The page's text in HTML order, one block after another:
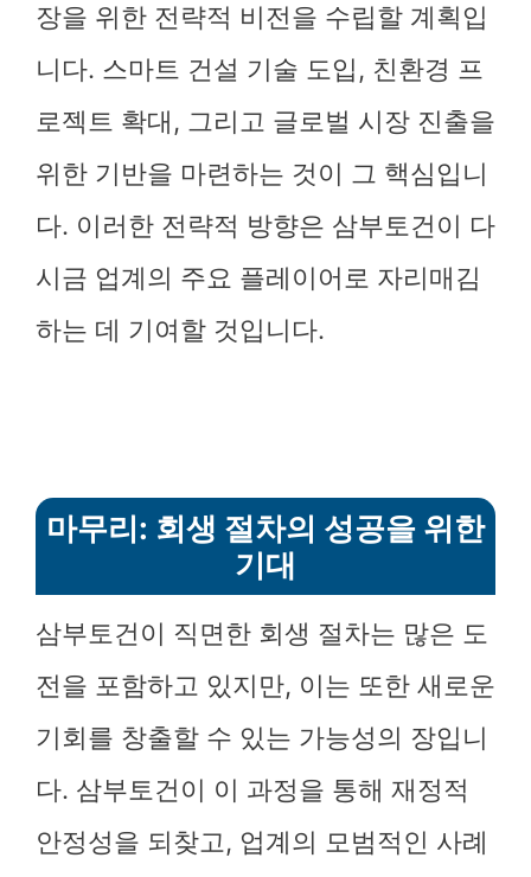
장을 위한 전략적 비전을 수립할 계획입
니다. 스마트 건설 기술 도입, 친환경 프
로젝트 확대, 그리고 글로벌 시장 진출을
위한 기반을 마련하는 것이 그 핵심입니
다. 이러한 전략적 방향은 삼부토건이 다
시금 업계의 주요 플레이어로 자리매김
하는 데 기여할 것입니다.
마무리: 회생 절차의 성공을 위한
기대
삼부토건이 직면한 회생 절차는 많은 도
전을 포함하고 있지만, 이는 또한 새로운
기회를 창출할 수 있는 가능성의 장입니
다. 삼부토건이 이 과정을 통해 재정적
안정성을 되찾고, 업계의 모범적인 사례